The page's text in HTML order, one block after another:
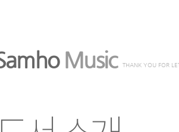
Music THANK YOU FOR